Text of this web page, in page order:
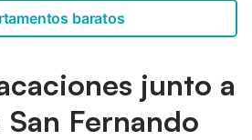
baratos
junto a
San Fernando